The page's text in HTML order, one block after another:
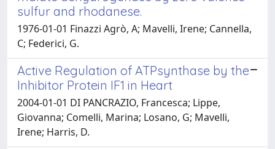
sulfur and rhodanese.
1976-01-01 Finazzi Agrò, A; Mavelli, Irene; Cannella,
C; Federici, G.
Active Regulation of ATPsynthase by the
Inhibitor Protein IF1 in Heart
2004-01-01 DI PANCRAZIO, Francesca; Lippe,
Giovanna; Comelli, Marina; Losano, G; Mavelli,
Irene; Harris, D.